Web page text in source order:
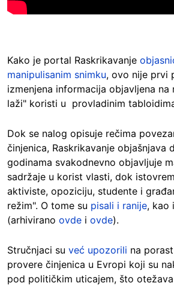
Kako je portal Raskrikavanje
manipulisanim snimku, ovo nije prvi
izmenjena informacija objavljena
laži" koristi u provladinim
Dok se nalog opisuje rečima
činjenica, Raskrikavanje objašnjava
godinama svakodnevno objavljuje
sadržaje u korist vlasti, dok
aktiviste, opoziciju, studente i
režim". O tome su pisali i ranije, kao i
(arhivirano ovde i ovde).
Stručnjaci su već upozorili na
provere činjenica u Evropi koji su
pod političkim uticajem, što